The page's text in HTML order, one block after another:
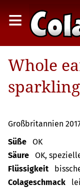
≡
Whole
Großbritannien
Süße
OK
Säure
OK,
Flüssigkeit
Colageschmack